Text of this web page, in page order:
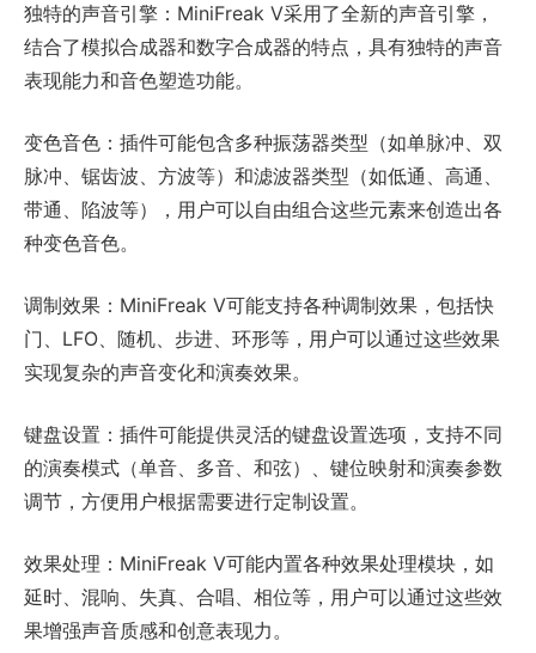
独特的声音引擎：MiniFreak V采用了全新的声音引擎，
结合了模拟合成器和数字合成器的特点，具有独特的声音
表现能力和音色塑造功能。
变色音色：插件可能包含多种振荡器类型（如单脉冲、双
脉冲、锯齿波、方波等）和滤波器类型（如低通、高通、
带通、陷波等），用户可以自由组合这些元素来创造出各
种变色音色。
调制效果：MiniFreak V可能支持各种调制效果，包括快
门、LFO、随机、步进、环形等，用户可以通过这些效果
实现复杂的声音变化和演奏效果。
键盘设置：插件可能提供灵活的键盘设置选项，支持不同
的演奏模式（单音、多音、和弦）、键位映射和演奏参数
调节，方便用户根据需要进行定制设置。
效果处理：MiniFreak V可能内置各种效果处理模块，如
延时、混响、失真、合唱、相位等，用户可以通过这些效
果增强声音质感和创意表现力。